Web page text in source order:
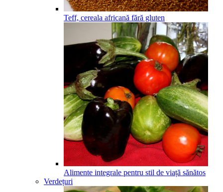
Teff, cereala africană fără gluten
Alimente integrale pentru stil de viață sănătos
Verdețuri